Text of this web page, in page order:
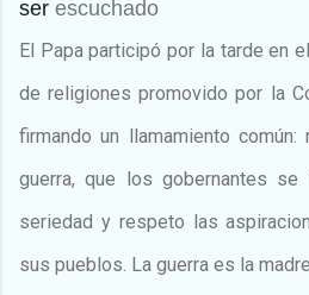
ser escuchado
El Papa participó por la tarde en
de religiones promovido por la
firmando un llamamiento
guerra, que los gobernantes se
seriedad y respeto las
sus pueblos. La guerra es la